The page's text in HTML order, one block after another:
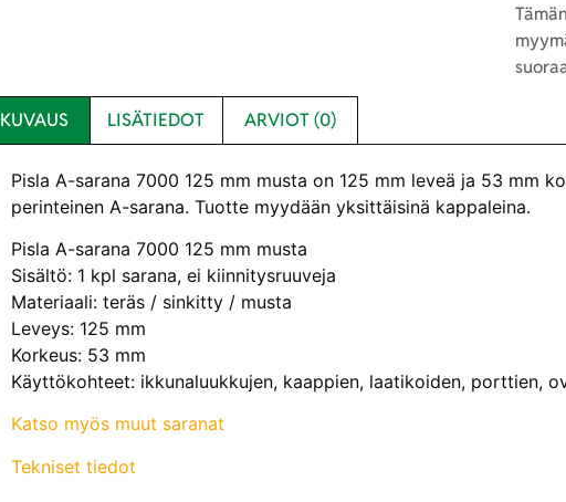
KUVAUS LISÄTIEDOT ARVIOT (0)
Pisla A-sarana 7000 125 mm musta on 125 mm leveä ja 53 mm
perinteinen A-sarana. Tuotte myydään yksittäisinä kappaleina.
Pisla A-sarana 7000 125 mm musta
Sisältö: 1 kpl sarana, ei kiinnitysruuveja
Materiaali: teräs / sinkitty / musta
Leveys: 125 mm
Korkeus: 53 mm
Käyttökohteet: ikkunaluukkujen, kaappien, laatikoiden, porttien,
Katso myös muut saranat
Tekniset tiedot